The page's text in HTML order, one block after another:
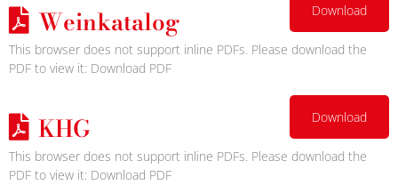
Weinkatalog Download
This browser does not support inline PDFs. Please download the
PDF to view it: Download PDF
KHG Download
This browser does not support inline PDFs. Please download the
PDF to view it: Download PDF